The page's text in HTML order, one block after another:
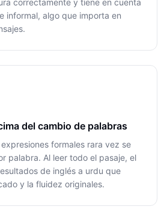
correctamente y tiene en cuenta
informal, algo que importa en
del cambio de palabras
formales rara vez se
palabra. Al leer todo el pasaje, el
de inglés a urdu que
y la fluidez originales.